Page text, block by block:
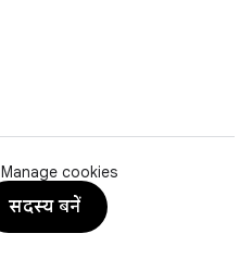
Manage cookies
सदस्य बनें